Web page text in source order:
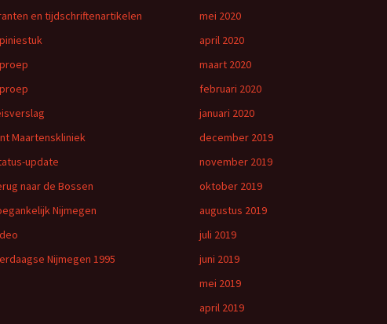
en tijdschriftenartikelen
Maartenskliniek
update
naar de Bossen
Nijmegen
Nijmegen 1995
mei 2020
april 2020
maart 2020
februari 2020
januari 2020
december 2019
november 2019
oktober 2019
augustus 2019
juli 2019
juni 2019
mei 2019
april 2019